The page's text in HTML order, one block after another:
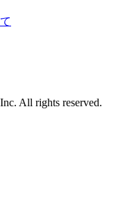
All rights reserved.